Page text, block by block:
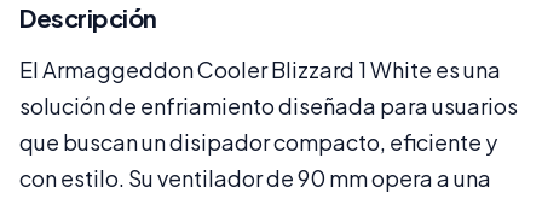
Descripción
El Armaggeddon Cooler Blizzard 1 White es una
solución de enfriamiento diseñada para usuarios
que buscan un disipador compacto, eficiente y
con estilo. Su ventilador de 90 mm opera a una